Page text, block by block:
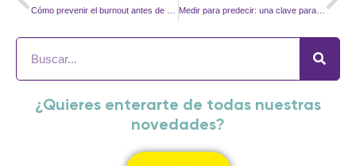
Medir para predecir: una clave para prevenir riesgos psicosociales
¿Quieres enterarte de todas nuestras
novedades?